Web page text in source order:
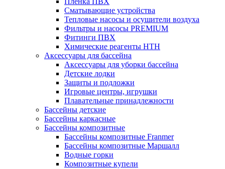
Сматывающие устройства
Тепловые насосы и осушители воздуха
Фильтры и насосы PREMIUM
Фитинги ПВХ
Химические реагенты HTH
Аксессуары для бассейна
Аксессуары для уборки бассейна
Детские лодки
Защиты и подложки
Игровые центры, игрушки
Плавательные принадлежности
Бассейны детские
Бассейны каркасные
Бассейны композитные
Бассейны композитные Franmer
Бассейны композитные Маршалл
Водные горки
Композитные купели